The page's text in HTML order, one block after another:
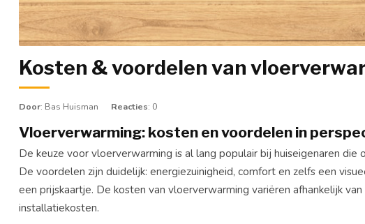
Kosten & voordelen van
Door: Bas Huisman Reacties: 0
Vloerverwarming: kosten en voordelen in
De keuze voor vloerverwarming is al lang populair bij huiseigenaren
De voordelen zijn duidelijk: energiezuinigheid, comfort en zelfs een
een prijskaartje. De kosten van vloerverwarming variëren afhankelijk
installatiekosten.